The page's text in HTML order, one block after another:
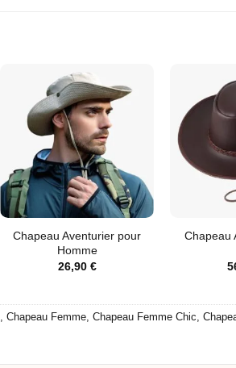
Chapeau Aventurier pour
Homme
26,90 €
Chapeau
Chapeau Femme Chapeau Femme Chic